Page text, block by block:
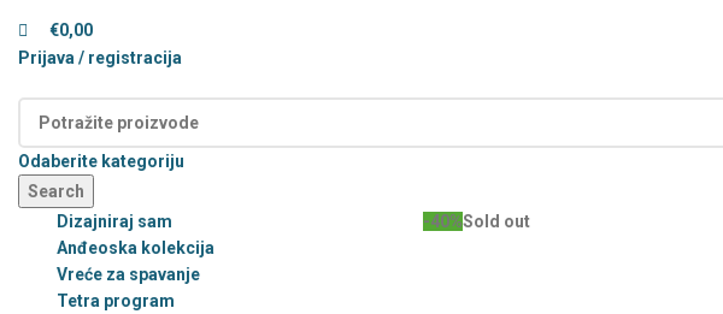
€0,00
Prijava / registracija
Odaberite kategoriju
Search
-40%Sold out
Dizajniraj sam
Anđeoska kolekcija
Vreće za spavanje
Tetra program